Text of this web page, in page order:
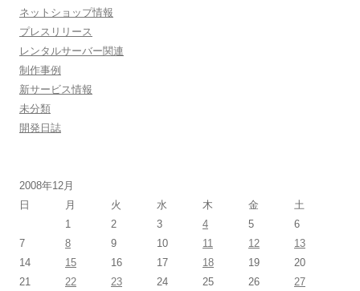
ネットショップ情報
プレスリリース
レンタルサーバー関連
制作事例
新サービス情報
未分類
開発日誌
2008年12月
日
月 火 水 木 金
土
1
2 3 4 5
6
7
8 9 10 11 12
13
14
15 16 17 18 19
20
21
22 23 24 25 26
27